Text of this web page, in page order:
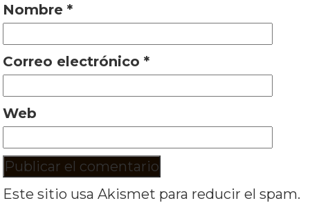
Nombre*
Correo electrónico*
Web
Este sitio usa Akismet para reducir el spam.